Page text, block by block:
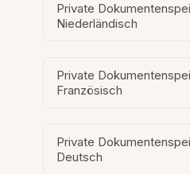
Private
Niederländisch
Private
Französisch
Private
Deutsch